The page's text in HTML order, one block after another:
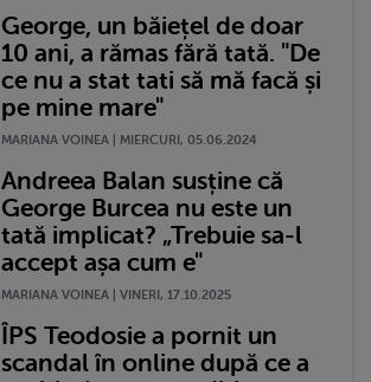
George, un băiețel de doar
10 ani, a rămas fără tată. "De
ce nu a stat tati să mă facă și
pe mine mare"
MARIANA VOINEA | MIERCURI, 05.06.2024
Andreea Balan susține că
George Burcea nu este un
tată implicat? „Trebuie sa-l
accept așa cum e"
MARIANA VOINEA | VINERI, 17.10.2025
ÎPS Teodosie a pornit un
scandal în online după ce a